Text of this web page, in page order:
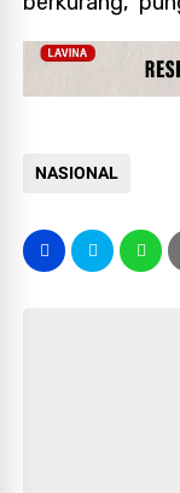
NASIONAL